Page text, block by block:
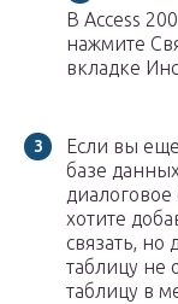
В Access
нажмите
вкладке
Если вы
базе
хотите
связать, но
таблицу не
таблицу в